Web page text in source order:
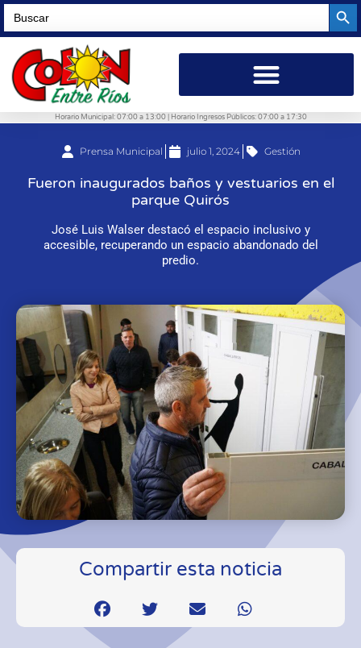
Search
for:
Horario Municipal: 07:00 a 13:00 | Horario Ingresos Públicos: 07:00 a 17:30
Prensa Municipal julio 1, 2024 Gestión
Fueron inaugurados baños y vestuarios en el
parque Quirós
José Luis Walser destacó el espacio inclusivo y
accesible, recuperando un espacio abandonado del
predio.
Compartir esta noticia